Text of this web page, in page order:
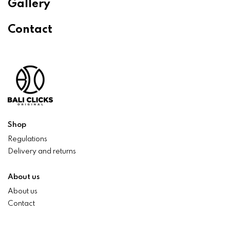
Gallery
Contact
Shop
Regulations
Delivery and returns
About us
About us
Contact